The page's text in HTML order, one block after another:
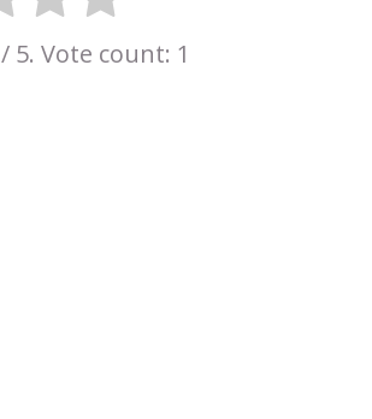
/ 5. Vote count: 1